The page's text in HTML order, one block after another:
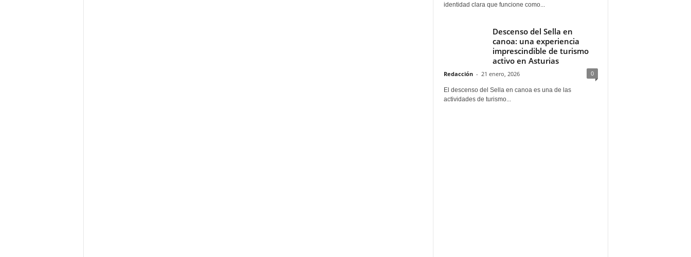
identidad clara que funcione como...
Descenso del Sella en
canoa: una experiencia
imprescindible de turismo
activo en Asturias
Redacción - 21 enero, 2026 0
El descenso del Sella en canoa es una de las
actividades de turismo...